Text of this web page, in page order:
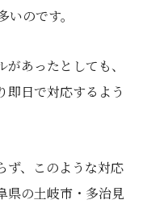
のです。
あったとしても、
即日で対応するよう
ず、このような対応
県の土岐市・多治見